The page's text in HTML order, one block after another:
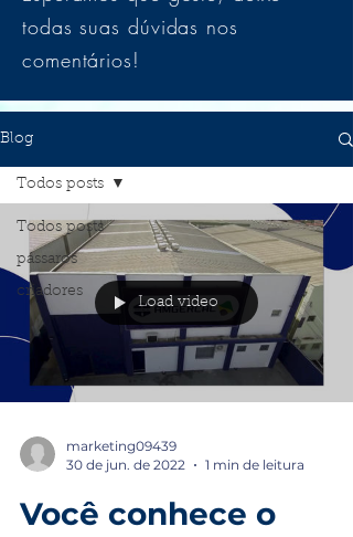
todas suas dúvidas nos
comentários!
Blog
Todos posts
pássaros
criadores
Todos posts
Load video
marketing09439
30 de jun. de 2022
1 min de leitura
Você conhece o